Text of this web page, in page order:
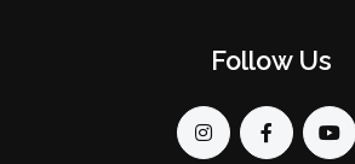
Follow Us